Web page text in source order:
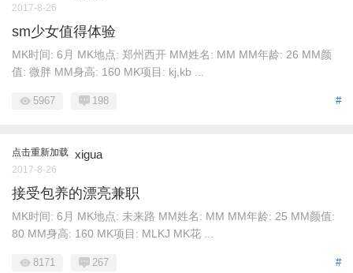
2017-8-26
sm少女值得体验
MK时间: 6月 MK地点: 郑州西开 MM姓名: MM MM年龄: 26 MM颜
值: 微胖 MM身高: 160 MK项目: kj,kb ...
#
5967 198
点击重新加载 xigua
2017-8-26
接受包养的漂亮兼职
MK时间: 6月 MK地点: 未来路 MM姓名: MM MM年龄: 25 MM颜值:
80 MM身高: 160 MK项目: MLKJ MK花 ...
#
8171 267